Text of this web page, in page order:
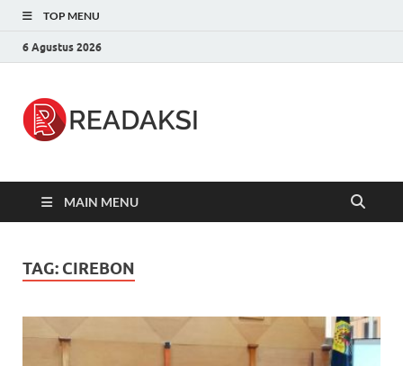
TOP MENU
6 Agustus 2026
MAIN MENU
TAG: CIREBON